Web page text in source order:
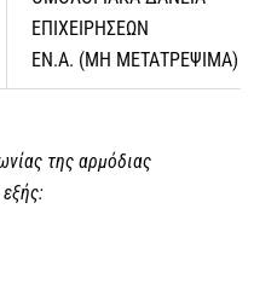
ΕΠΙΧΕΙΡΗΣΕΩΝ
ΕΝ.Α. (ΜΗ ΜΕΤΑΤΡΕΨΙΜΑ)
της αρμόδιας